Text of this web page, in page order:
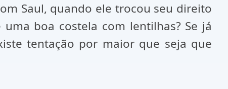
Saul, quando ele trocou seu direito
boa costela com lentilhas? Se já
tentação por maior que seja que